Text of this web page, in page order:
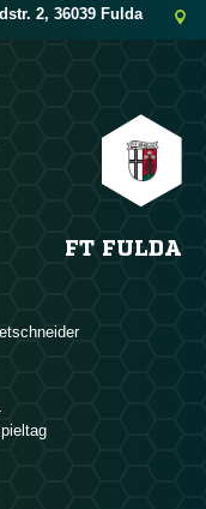
2, 36039 Fulda
FT FULDA